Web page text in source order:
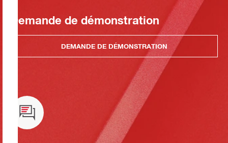
Demande de démonstration
DEMANDE DE DÉMONSTRATION